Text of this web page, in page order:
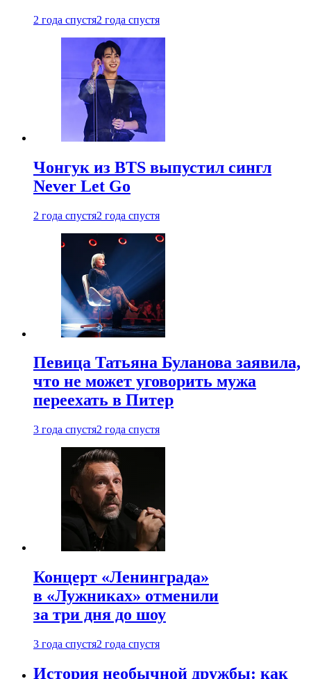
2 года спустя2 года спустя
Чонгук из BTS выпустил сингл
Never Let Go
2 года спустя2 года спустя
Певица Татьяна Буланова заявила,
что не может уговорить мужа
переехать в Питер
3 года спустя2 года спустя
Концерт «Ленинграда»
в «Лужниках» отменили
за три дня до шоу
3 года спустя2 года спустя
История необычной дружбы: как